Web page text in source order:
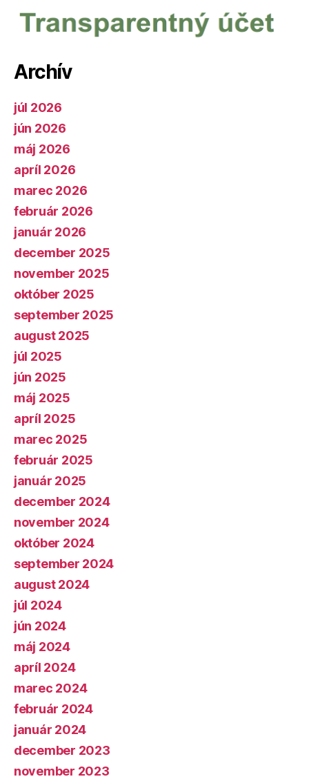
Archív
júl 2026
jún 2026
máj 2026
apríl 2026
marec 2026
február 2026
január 2026
december 2025
november 2025
október 2025
september 2025
august 2025
júl 2025
jún 2025
máj 2025
apríl 2025
marec 2025
február 2025
január 2025
december 2024
november 2024
október 2024
september 2024
august 2024
júl 2024
jún 2024
máj 2024
apríl 2024
marec 2024
február 2024
január 2024
december 2023
november 2023